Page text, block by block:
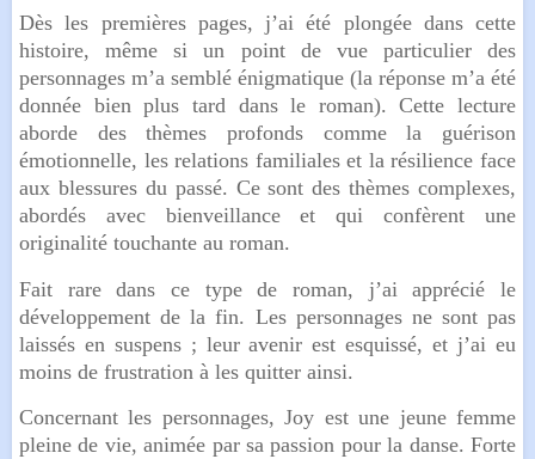
Dès les premières pages, j’ai été plongée dans cette
histoire, même si un point de vue particulier des
personnages m’a semblé énigmatique (la réponse m’a été
donnée bien plus tard dans le roman). Cette lecture
aborde des thèmes profonds comme la guérison
émotionnelle, les relations familiales et la résilience face
aux blessures du passé. Ce sont des thèmes complexes,
abordés avec bienveillance et qui confèrent une
originalité touchante au roman.
Fait rare dans ce type de roman, j’ai apprécié le
développement de la fin. Les personnages ne sont pas
laissés en suspens ; leur avenir est esquissé, et j’ai eu
moins de frustration à les quitter ainsi.
Concernant les personnages, Joy est une jeune femme
pleine de vie, animée par sa passion pour la danse. Forte